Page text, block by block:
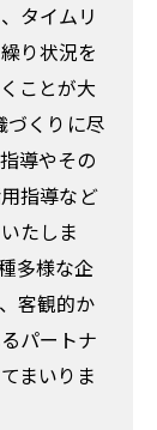
タイムリ
り状況を
ことが大
づくりに尽
導やその
指導など
たしま
多様な企
客観的か
パートナ
まいりま